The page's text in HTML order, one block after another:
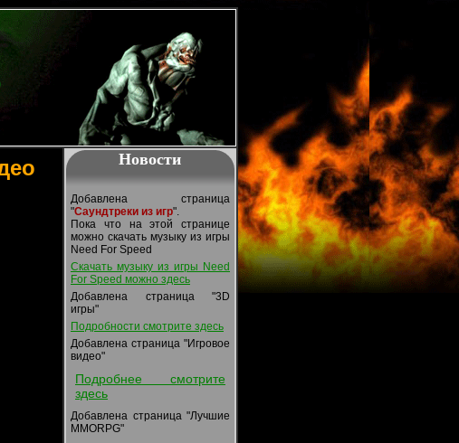
Новости
Добавлена страница
"Саундтреки из игр".
Пока что на этой странице
можно скачать музыку из игры
Need For Speed
Скачать музыку из игры Need
For Speed можно здесь
Добавлена страница "3D
игры"
Подробности смотрите здесь
Добавлена страница "Игровое
видео"
Подробнее смотрите
здесь
Добавлена страница "Лучшие
MMORPG"